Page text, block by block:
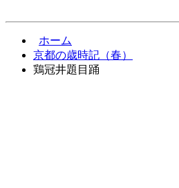
ホーム
京都の歳時記（春）
鶏冠井題目踊